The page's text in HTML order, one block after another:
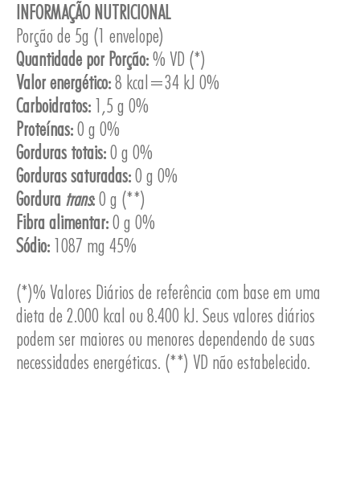
INFORMAÇÃO NUTRICIONAL
Porção de 5g (1 envelope)
Quantidade por Porção:% VD (*)
Valor energético:8 kcal=34 kJ 0%
Carboidratos: 1,5 g 0%
Proteínas:0 g 0%
Gorduras totais:0 g 0%
Gorduras saturadas:0 g 0%
Gordura trans:0 g (**)
Fibra alimentar:0 g 0%
Sódio: 1087 mg 45%
(*)% Valores Diários de referência com base em uma
dieta de 2.000 kcal ou 8.400 kJ. Seus valores diários
podem ser maiores ou menores dependendo de suas
necessidades energéticas. (**) VD não estabelecido.